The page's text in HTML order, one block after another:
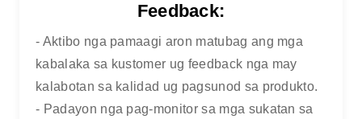
Feedback:
- Aktibo nga pamaagi aron matubag ang mga
kabalaka sa kustomer ug feedback nga may
kalabotan sa kalidad ug pagsunod sa produkto.
- Padayon nga pag-monitor sa mga sukatan sa